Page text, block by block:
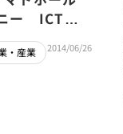
ー ICTが
議2013）
・産業 2014/06/26